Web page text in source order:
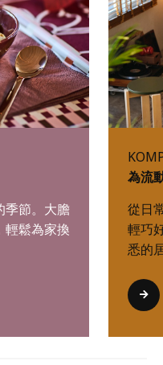
季節。大膽
輕鬆為家換
為流
從日
輕巧
悉的